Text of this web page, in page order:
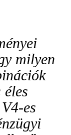
milyen
éles
es